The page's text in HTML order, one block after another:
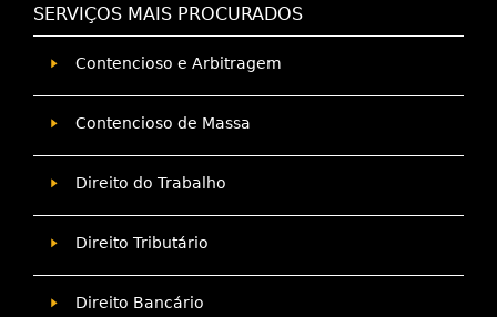
SERVIÇOS MAIS PROCURADOS
Contencioso e Arbitragem
Contencioso de Massa
Direito do Trabalho
Direito Tributário
Direito Bancário